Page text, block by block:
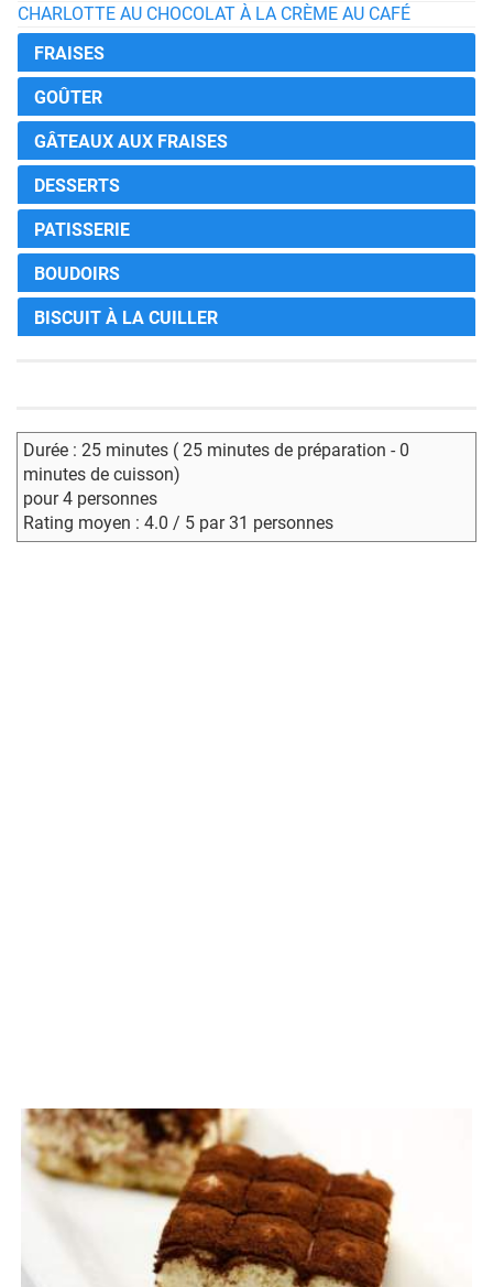
CHARLOTTE AU CHOCOLAT À LA CRÈME AU CAFÉ
FRAISES
GOÛTER
GÂTEAUX AUX FRAISES
DESSERTS
PATISSERIE
BOUDOIRS
BISCUIT À LA CUILLER
Durée : 25 minutes ( 25 minutes de préparation - 0
minutes de cuisson)
pour 4 personnes
Rating moyen : 4.0 / 5 par 31 personnes